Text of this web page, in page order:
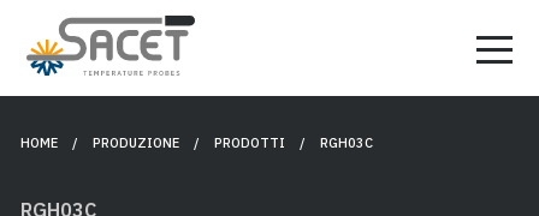
HOME / PRODUZIONE /PRODOTTI / RGH03C
RGH03C